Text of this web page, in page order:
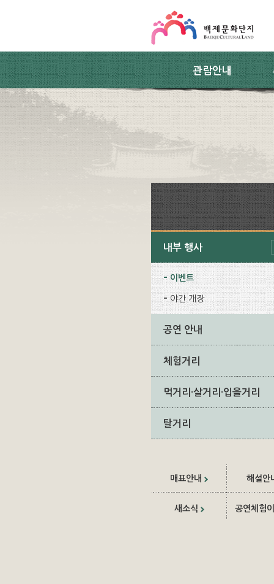
관람안내
내부 행사
이벤트
야간 개장
공연 안내
체험거리
먹거리·살거리·입을거리
탈거리
매표안내 해설안
새소식 공연체험